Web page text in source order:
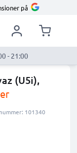
på
- 21:00
(U5i),
101340